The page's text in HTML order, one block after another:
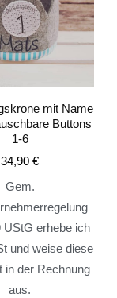
mit Name
Buttons
1-6
34,90€
Gem.
UStG erhebe ich
und weise diese
in der Rechnung
aus.